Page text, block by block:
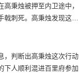
秉烛被押至内卫途中，
刺死。高秉烛发现这个
，判断出高秉烛这次行动
下人顺利混进百里府参加